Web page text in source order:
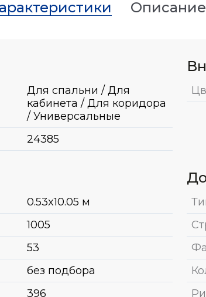
Описание
Для спальни / Для
кабинета / Для коридора
/ Универсальные
24385
0.53x10.05 м
1005
53
без подбора
396